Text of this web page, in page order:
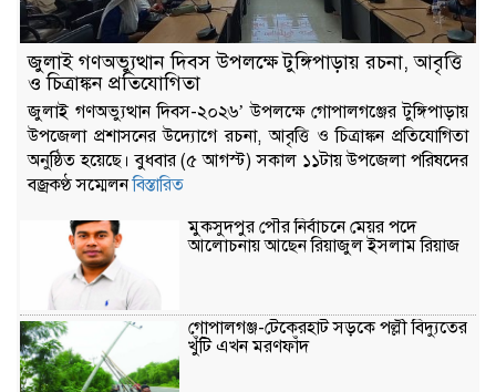
৫ আগস্ট ঘিরে টুঙ্গিপাড়ায় জোরদার নিরাপত্তা,
বঙ্গবন্ধুর সমাধিসৌধ এলাকায় কড়া নজরদারি
জুলাই গণঅভ্যুত্থান ফ্যাসিবাদবিরোধী দীর্ঘ
আন্দোলনের পরিণতি: এমপি ইলিয়াস মোল্লা
জুলাই গণঅভ্যুত্থানের ২য় বর্ষপূর্তি উপলক্ষে
জুলাই গণঅভ্যুত্থান দিবস উপলক্ষে টুঙ্গিপাড়ায় রচনা, আবৃত্তি
ও চিত্রাঙ্কন প্রতিযোগিতা
জুলাই গণঅভ্যুত্থান দিবস-২০২৬’ উপলক্ষে গোপালগঞ্জের টুঙ্গিপাড়ায়
উপজেলা প্রশাসনের উদ্যোগে রচনা, আবৃত্তি ও চিত্রাঙ্কন প্রতিযোগিতা
অনুষ্ঠিত হয়েছে। বুধবার (৫ আগস্ট) সকাল ১১টায় উপজেলা পরিষদের
বজ্রকণ্ঠ সম্মেলনবিস্তারিত
মুকসুদপুর পৌর নির্বাচনে মেয়র পদে
আলোচনায় আছেন রিয়াজুল ইসলাম রিয়াজ
গোপালগঞ্জ-টেকেরহাট সড়কে পল্লী বিদ্যুতের
খুঁটি এখন মরণফাঁদ